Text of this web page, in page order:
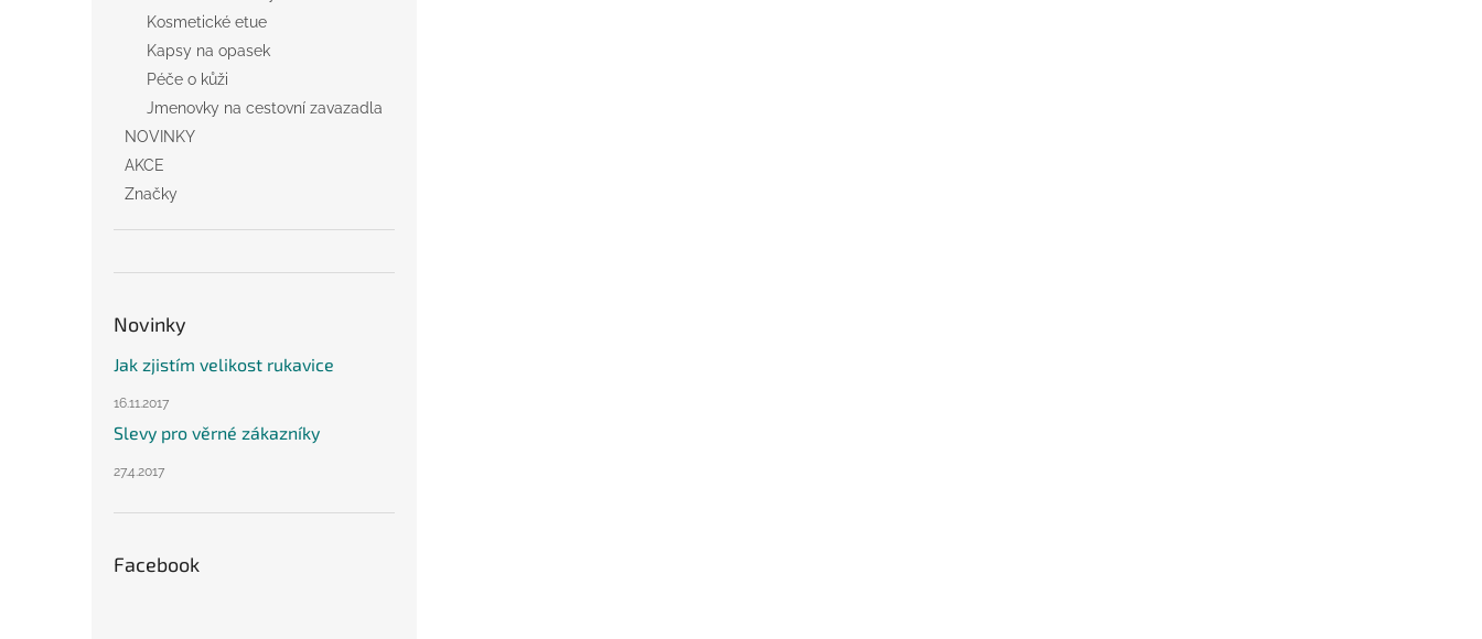
Kosmetické etue
Kapsy na opasek
Péče o kůži
Jmenovky na cestovní zavazadla
NOVINKY
AKCE
Značky
Novinky
Jak zjistím velikost rukavice
16.11.2017
Slevy pro věrné zákazníky
27.4.2017
Facebook